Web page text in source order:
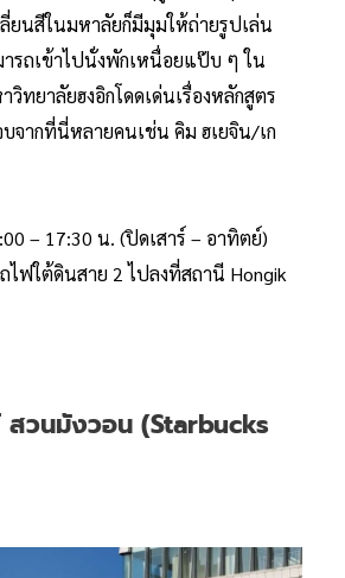
ยนสีในมหาลัยก็มีมุมให้ถ่ายรูปเล่น
รถเข้าไปนั่งพักเหนื่อยแป๊บ ๆ ใน
ทยาลัยฮงอิกโดดเด่นเรื่องหลักสูตร
จากที่นี่หลายคนเช่น คิม ฮเยจิน/เก
– 17:30 น. (ปิดเสาร์ – อาทิตย์)
ไฟใต้ดินสาย 2 ไปลงที่สถานี Hongik
สวนมังวอน (Starbucks